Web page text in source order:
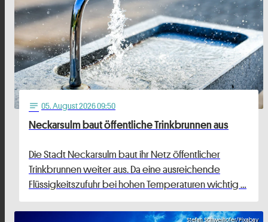
notes 05. August 2026 09:50
Neckarsulm baut öffentliche Trinkbrunnen aus
Die Stadt Neckarsulm baut ihr Netz öffentlicher
Trinkbrunnen weiter aus. Da eine ausreichende
Flüssigkeitszufuhr bei hohen Temperaturen wichtig …
Stefan Schweihofer/Pixabay